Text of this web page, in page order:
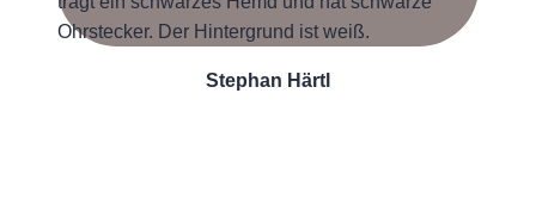
Stephan Härtl